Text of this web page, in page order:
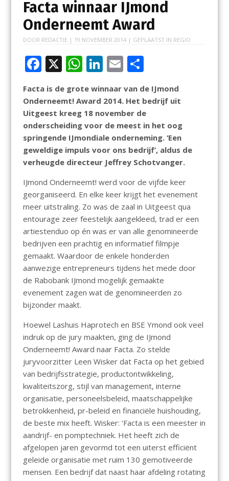
Facta winnaar IJmond
Onderneemt Award
DOOR REDACTIE | 19 NOVEMBER 2014| GEPLAATST IN REGIO
F
ac
e
b
o
o
k
X W
at
s
A
p
p
Li
k
e
dI
n
E
ai
l
D
el
e
n
Facta is de grote winnaar van de IJmond
Onderneemt! Award 2014. Het bedrijf uit
Uitgeest kreeg 18 november de
onderscheiding voor de meest in het oog
springende IJmondiale onderneming. ‘Een
geweldige impuls voor ons bedrijf’, aldus de
verheugde directeur Jeffrey Schotvanger.
IJmond Onderneemt! werd voor de vijfde keer
georganiseerd. En elke keer krijgt het evenement
meer uitstraling. Zo was de zaal in Uitgeest qua
entourage zeer feestelijk aangekleed, trad er een
artiestenduo op én was er van alle genomineerde
bedrijven een prachtig en informatief filmpje
gemaakt. Waardoor de enkele honderden
aanwezige entrepreneurs tijdens het mede door
de Rabobank IJmond mogelijk gemaakte
evenement zagen wat de genomineerden zo
bijzonder maakt.
Hoewel Lashuis Haprotech en BSE Ymond ook veel
indruk op de jury maakten, ging de IJmond
Onderneemt! Award naar Facta. Zo stelde
juryvoorzitter Leen Wisker dat Facta op het gebied
van bedrijfsstrategie, productontwikkeling,
kwaliteitszorg, stijl van management, interne
organisatie, personeelsbeleid, maatschappelijke
betrokkenheid, pr-beleid en financiële huishouding,
de beste mix heeft. Wisker: ‘Facta is een meester in
aandrijf- en pomptechniek. Het heeft zich de
afgelopen jaren gevormd tot een uiterst efficiënt
geleide organisatie met ruim 130 gemotiveerde
mensen. Een bedrijf dat naast haar afdeling rotating